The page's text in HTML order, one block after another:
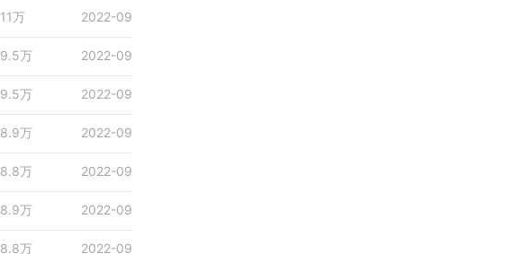
11万 2022-09
9.5万 2022-09
9.5万 2022-09
8.9万 2022-09
8.8万 2022-09
8.9万 2022-09
8.8万 2022-09